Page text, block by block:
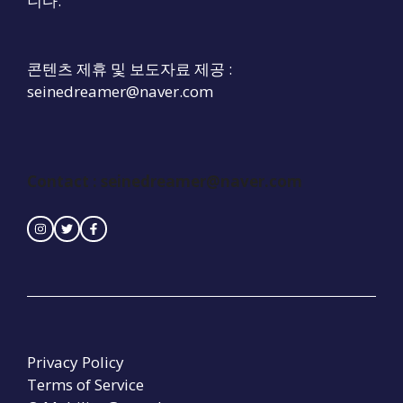
콘텐츠 제휴 및 보도자료 제공 :
seinedreamer@naver.com
Contact : seinedreamer@naver.com
Privacy Policy
Terms of Service